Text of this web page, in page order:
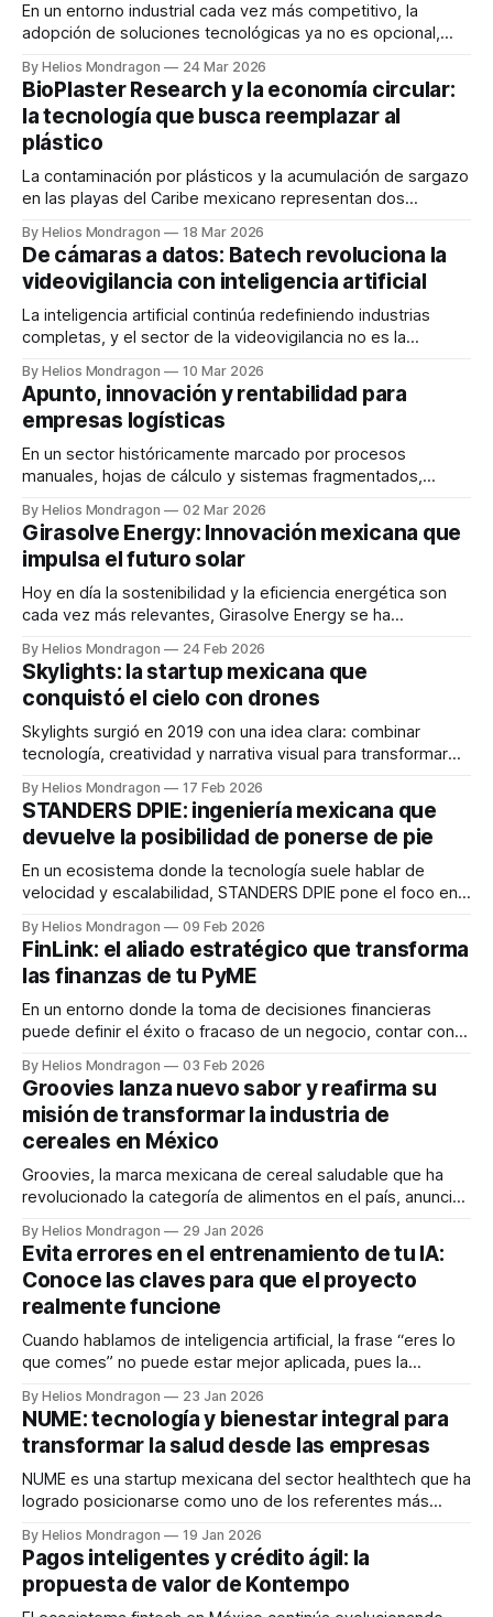
En un entorno industrial cada vez más competitivo, la
adopción de soluciones tecnológicas ya no es opcional,
startup mexicana especializada en automatización industrial
que está transformando la forma en que las empresas
optimizan sus procesos productivos. Fundada por Sergio
Padilla, Boltronic se
By Helios Mondragon 24 Mar 2026
BioPlaster Research y la economía circular:
la tecnología que busca reemplazar al
plástico
La contaminación por plásticos y la acumulación de sargazo
en las playas del Caribe mexicano representan dos
escenario surge BioPlaster Research, una startup mexicana
que busca transformar esta problemática en una solución
sostenible mediante el desarrollo de biomateriales
derivados de esta alga
By Helios Mondragon 18 Mar 2026
De cámaras a datos: Batech revoluciona la
videovigilancia con inteligencia artificial
La inteligencia artificial continúa redefiniendo industrias
completas, y el sector de la videovigilancia no es la
tecnológica que está transformando las cámaras de
seguridad tradicionales en herramientas de análisis
estratégico para empresas. Fundada por Luciano Palla
(CEO) y Salvador Pérez (CTO), la
By Helios Mondragon 10 Mar 2026
Apunto, innovación y rentabilidad para
empresas logísticas
En un sector históricamente marcado por procesos
manuales, hojas de cálculo y sistemas fragmentados,
modernizar la operación de los freight forwarders en
América Latina. Fundada en 2024 en Monterrey, Nuevo
León, esta startup busca convertirse en la plataforma
tecnológica líder del sector, enfocándose
By Helios Mondragon 02 Mar 2026
Girasolve Energy: Innovación mexicana que
impulsa el futuro solar
Hoy en día la sostenibilidad y la eficiencia energética son
cada vez más relevantes, Girasolve Energy se ha
sector de la energía solar. Con más de ocho años de
experiencia en el mercado, esta startup ha demostrado
que la innovación, la disciplina
By Helios Mondragon 24 Feb 2026
Skylights: la startup mexicana que
conquistó el cielo con drones
Skylights surgió en 2019 con una idea clara: combinar
tecnología, creatividad y narrativa visual para transformar
Israel Canino (CEO), Luis José Sánchez (CTO), Clara Canino
(COO) y Jonathan Rosales (Ventas), la startup apostó
desde el inicio por los espectáculos aéreos con drones
como
By Helios Mondragon 17 Feb 2026
STANDERS DPIE: ingeniería mexicana que
devuelve la posibilidad de ponerse de pie
En un ecosistema donde la tecnología suele hablar de
velocidad y escalabilidad, STANDERS DPIE pone el foco en
mexicano, fundado en 2018 en Hermosillo, Sonora,
desarrolla bipedestadores robóticos que permiten a
personas con problemas de movilidad ponerse de pie y
desplazarse
By Helios Mondragon 09 Feb 2026
FinLink: el aliado estratégico que transforma
las finanzas de tu PyME
En un entorno donde la toma de decisiones financieras
puede definir el éxito o fracaso de un negocio, contar con
En este contexto surge FinLink, una startup mexicana
fundada en 2019 que se ha posicionado como un socio
estratégico para
By Helios Mondragon 03 Feb 2026
Groovies lanza nuevo sabor y reafirma su
misión de transformar la industria de
cereales en México
Groovies, la marca mexicana de cereal saludable que ha
revolucionado la categoría de alimentos en el país, anunció
estrategia de innovación y crecimiento en el canal retail.
Fundada por emprendedores EXATEC y reconocida por su
participación en Shark Tank México,
By Helios Mondragon 29 Jan 2026
Evita errores en el entrenamiento de tu IA:
Conoce las claves para que el proyecto
realmente funcione
Cuando hablamos de inteligencia artificial, la frase “eres lo
que comes” no puede estar mejor aplicada, pues la
nueva del mercado: si los datos con los que se alimenta no
son los adecuados, las empresas nunca obtendrán los
resultados que
By Helios Mondragon 23 Jan 2026
NUME: tecnología y bienestar integral para
transformar la salud desde las empresas
NUME es una startup mexicana del sector healthtech que ha
logrado posicionarse como uno de los referentes más
primeros lugares como Healthcare Expert y Healthcare
Entrepreneur del país, la compañía ofrece una propuesta
integral que combina tecnología, prevención y bienestar
para
By Helios Mondragon 19 Jan 2026
Pagos inteligentes y crédito ágil: la
propuesta de valor de Kontempo